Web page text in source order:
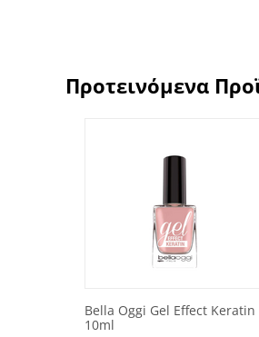
Προτεινόμενα
Bella Oggi Gel Effect Keratin
10ml